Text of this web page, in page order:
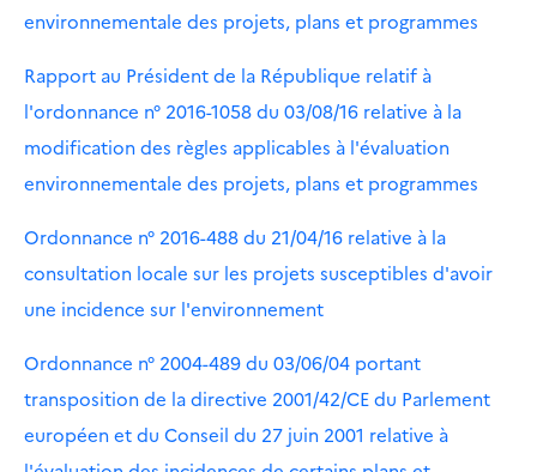
environnementale des projets, plans et programmes
Rapport au Président de la République relatif à
l'ordonnance n° 2016-1058 du 03/08/16 relative à la
modification des règles applicables à l'évaluation
environnementale des projets, plans et programmes
Ordonnance n° 2016-488 du 21/04/16 relative à la
consultation locale sur les projets susceptibles d'avoir
une incidence sur l'environnement
Ordonnance n° 2004-489 du 03/06/04 portant
transposition de la directive 2001/42/CE du Parlement
européen et du Conseil du 27 juin 2001 relative à